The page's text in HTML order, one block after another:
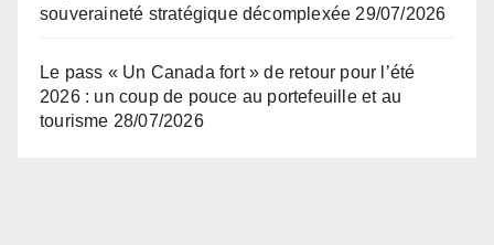
souveraineté stratégique décomplexée 29/07/2026
Le pass « Un Canada fort » de retour pour l’été
2026 : un coup de pouce au portefeuille et au
tourisme 28/07/2026